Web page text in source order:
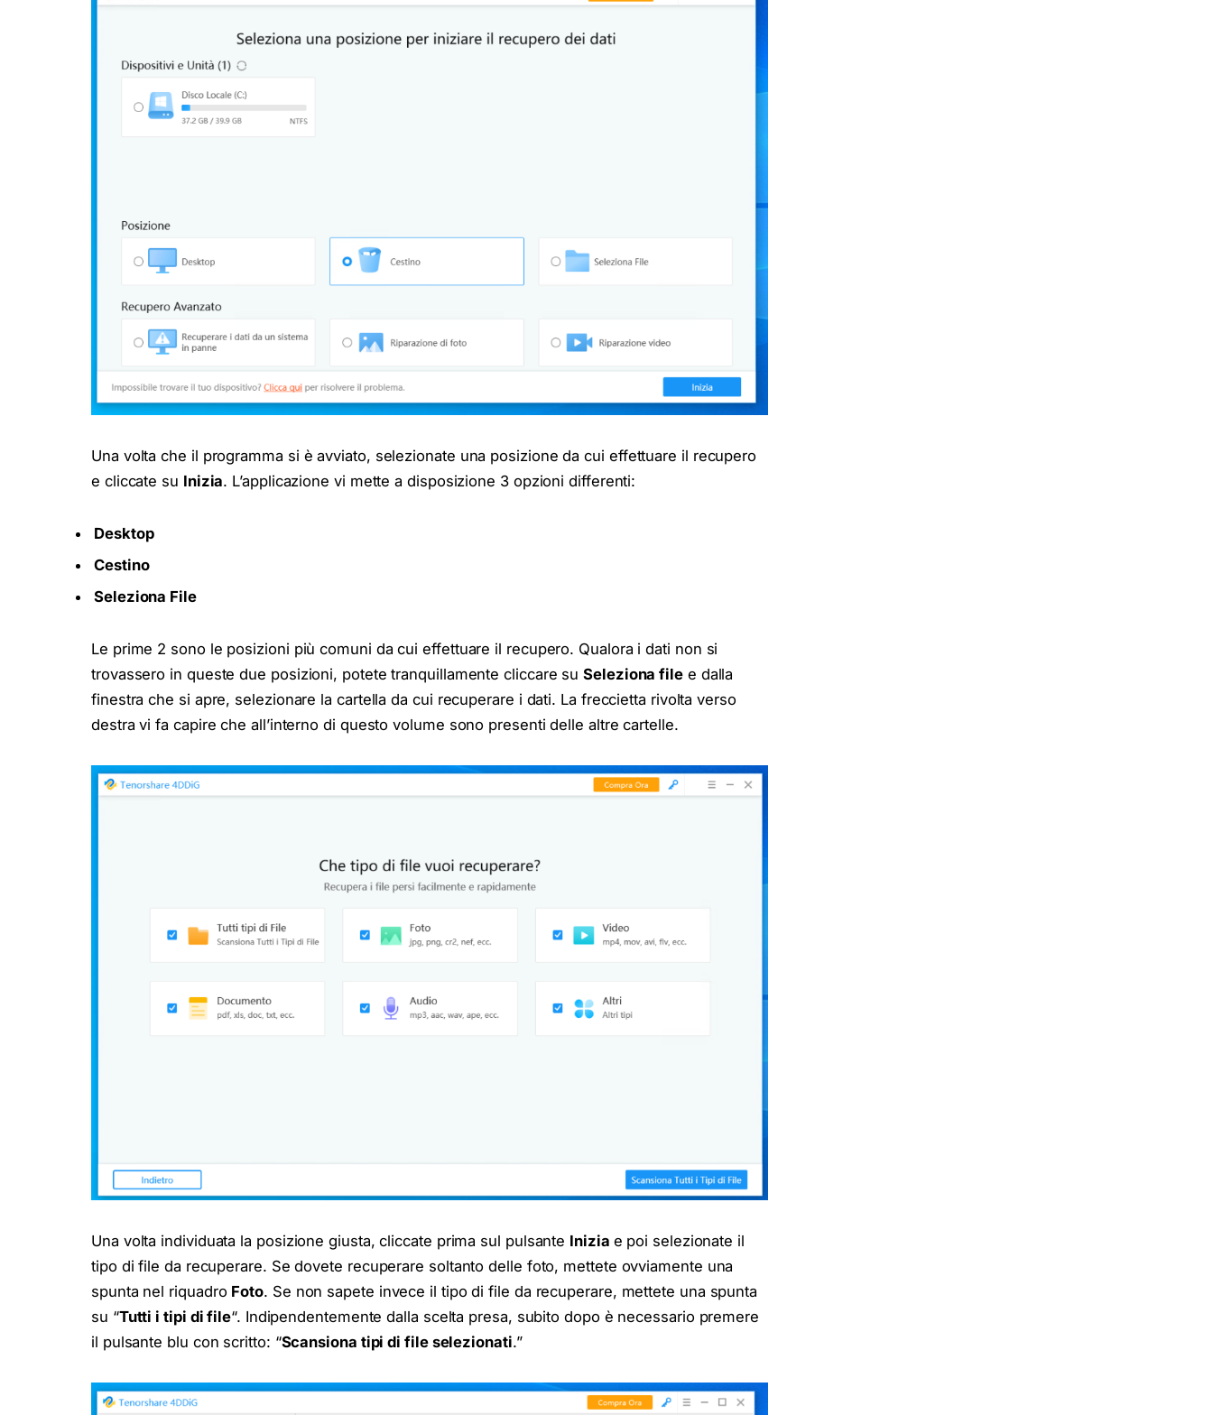
Una volta che il programma si è avviato, selezionate una posizione da cui effettuare il recupero
e cliccate su Inizia. L’applicazione vi mette a disposizione 3 opzioni differenti:
Desktop
Cestino
Seleziona File
Le prime 2 sono le posizioni più comuni da cui effettuare il recupero. Qualora i dati non si
trovassero in queste due posizioni, potete tranquillamente cliccare suSeleziona filee dalla
finestra che si apre, selezionare la cartella da cui recuperare i dati. La freccietta rivolta verso
destra vi fa capire che all’interno di questo volume sono presenti delle altre cartelle.
Una volta individuata la posizione giusta, cliccate prima sul pulsante Inizia e poi selezionate il
tipo di file da recuperare. Se dovete recuperare soltanto delle foto, mettete ovviamente una
spunta nel riquadro Foto. Se non sapete invece il tipo di file da recuperare, mettete una spunta
su “Tutti i tipi di file“. Indipendentemente dalla scelta presa, subito dopo è necessario premere
il pulsante blu con scritto: “Scansiona tipi di file selezionati.”